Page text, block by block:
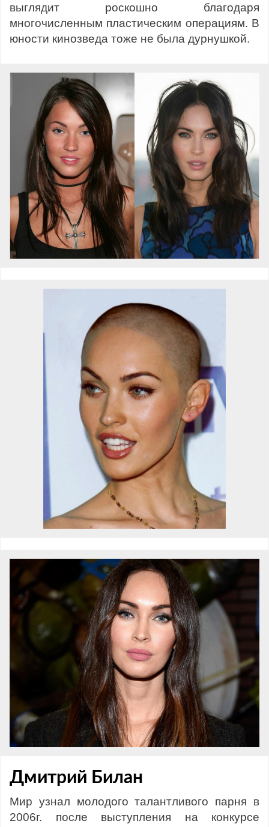
выглядит роскошно благодаря
многочисленным пластическим операциям. В
юности кинозведа тоже не была дурнушкой.
Дмитрий Билан
Мир узнал молодого талантливого парня в
2006г. после выступления на конкурсе